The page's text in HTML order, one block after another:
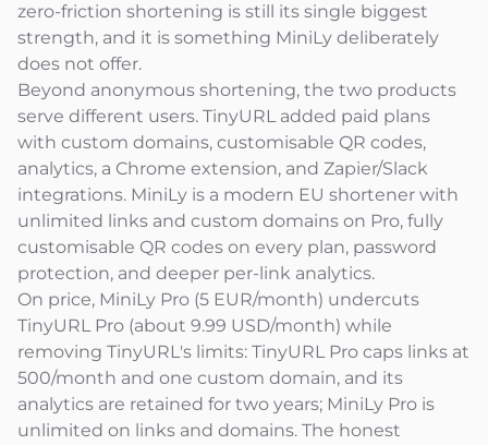
zero-friction shortening is still its single biggest
strength, and it is something MiniLy deliberately
does not offer.
Beyond anonymous shortening, the two products
serve different users. TinyURL added paid plans
with custom domains, customisable QR codes,
analytics, a Chrome extension, and Zapier/Slack
integrations. MiniLy is a modern EU shortener with
unlimited links and custom domains on Pro, fully
customisable QR codes on every plan, password
protection, and deeper per-link analytics.
On price, MiniLy Pro (5 EUR/month) undercuts
TinyURL Pro (about 9.99 USD/month) while
removing TinyURL's limits: TinyURL Pro caps links at
500/month and one custom domain, and its
analytics are retained for two years; MiniLy Pro is
unlimited on links and domains. The honest